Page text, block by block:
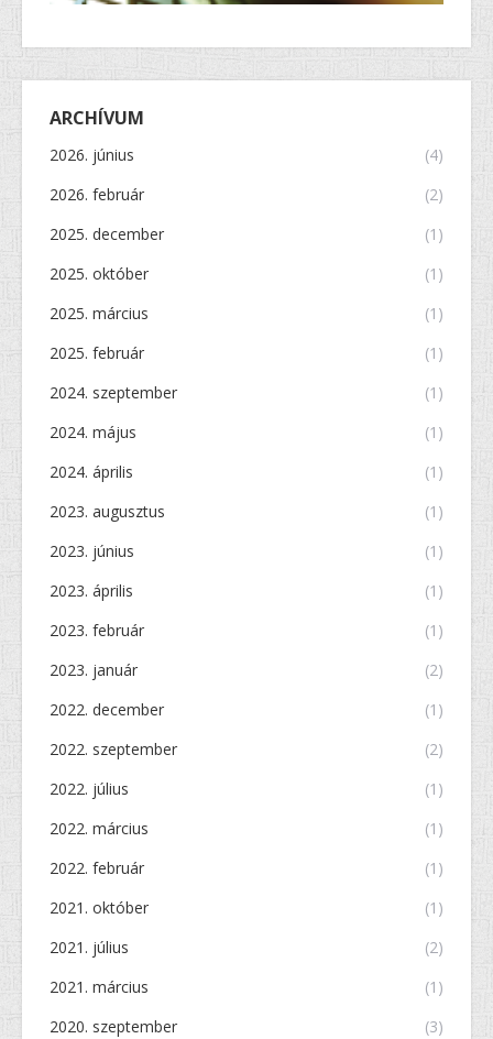
ARCHÍVUM
2026. június
(4)
2026. február
(2)
2025. december
(1)
2025. október
(1)
2025. március
(1)
2025. február
(1)
2024. szeptember
(1)
2024. május
(1)
2024. április
(1)
2023. augusztus
(1)
2023. június
(1)
2023. április
(1)
2023. február
(1)
2023. január
(2)
2022. december
(1)
2022. szeptember
(2)
2022. július
(1)
2022. március
(1)
2022. február
(1)
2021. október
(1)
2021. július
(2)
2021. március
(1)
2020. szeptember
(3)